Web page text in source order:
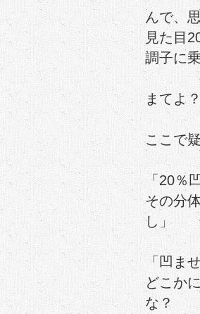
んで、
見た目
調子に
まてよ
ここで
「20％
その分
し」
「凹ま
どこか
な？